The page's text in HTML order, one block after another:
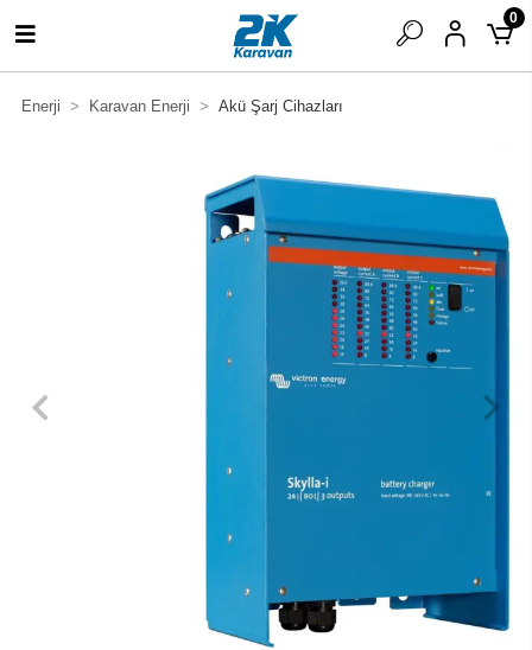
0
Enerji Karavan Enerji Akü Şarj Cihazları